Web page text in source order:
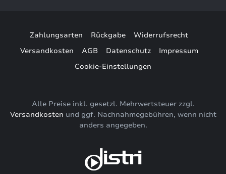
Zahlungsarten Rückgabe
Widerrufsrecht
Versandkosten
AGB Datenschutz
Impressum
Cookie-Einstellungen
Alle Preise inkl. gesetzl. Mehrwertsteuer zzgl.
Versandkosten und ggf. Nachnahmegebühren, wenn nicht
anders angegeben.